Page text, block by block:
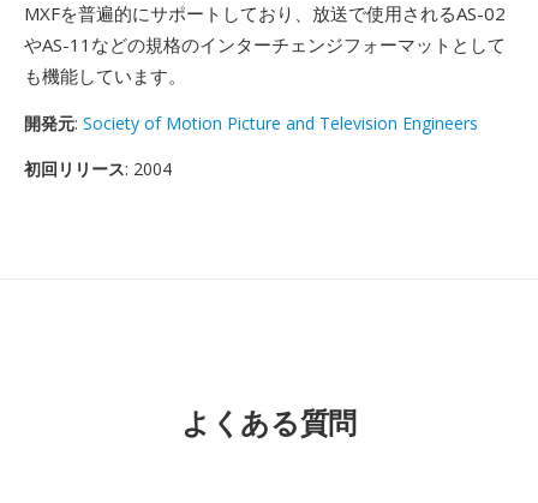
MXFを普遍的にサポートしており、放送で使用されるAS-02
やAS-11などの規格のインターチェンジフォーマットとして
も機能しています。
開発元: Society of Motion Picture and Television Engineers
初回リリース: 2004
よくある質問